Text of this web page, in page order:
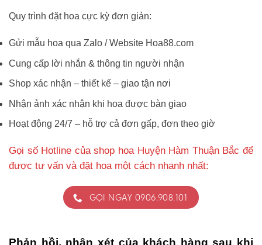
Quy trình đặt hoa cực kỳ đơn giản:
Gửi mẫu hoa qua Zalo / Website Hoa88.com
Cung cấp lời nhắn & thông tin người nhận
Shop xác nhận – thiết kế – giao tận nơi
Nhận ảnh xác nhận khi hoa được bàn giao
Hoạt động 24/7 – hỗ trợ cả đơn gấp, đơn theo giờ
Gọi số Hotline của shop hoa Huyện Hàm Thuận Bắc để
được tư vấn và đặt hoa một cách nhanh nhất:
GỌI NGAY 0906.908.101
Phản hồi, nhận xét của khách hàng sau khi